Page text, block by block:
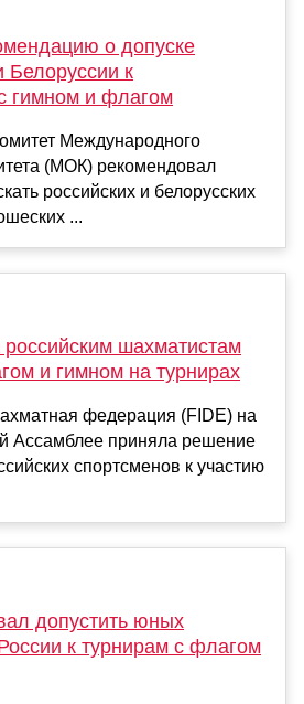
о допуске
к
гимном и флагом
Международного
(МОК) рекомендовал
российских и белорусских
...
шахматистам
и гимном на турнирах
федерация (FIDE) на
Ассамблее приняла решение
спортсменов к участию
допустить юных
к турнирам с флагом